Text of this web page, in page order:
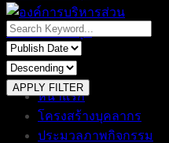
เมนู
หน้าแรก
โครงสร้างบุคลากร
ประมวลภาพกิจกรรม
APPLY FILTER